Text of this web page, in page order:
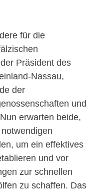
für die
Präsident des
Nassau,
der
und
erwarten beide,
um ein effektives
und vor
zur schnellen
zu schaffen. Das